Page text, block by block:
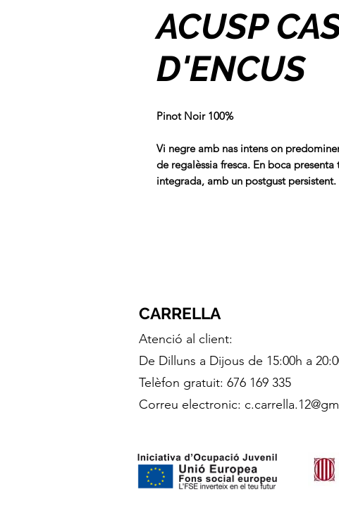
ACUSP
D'ENCUS
Pinot Noir 100%
Vi negre amb nas intens on
de regalèssia fresca. En boca
integrada, amb un postgust persistent.
CARRELLA
Atenció al client:
De Dilluns a Dijous de 15:00h a
Telèfon gratuit: 676 169 335
Correu electronic: